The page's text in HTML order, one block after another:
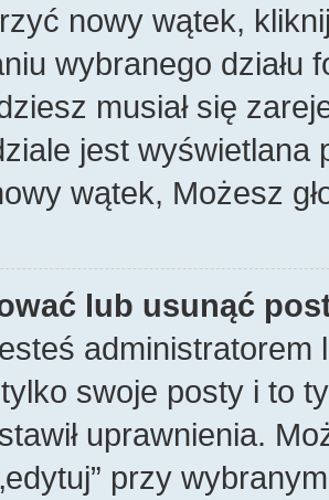
nowy wątek,
wybranego działu
musiał się
jest wyświetlana
wątek, Możesz
lub usunąć
swoje posty i to
uprawnienia.
przy